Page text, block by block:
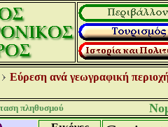
Εύρεση ανά γεωγραφική
πληθυσμού